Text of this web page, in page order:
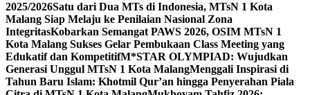
2025/2026Satu dari Dua MTs di Indonesia, MTsN 1 Kota
Malang Siap Melaju ke Penilaian Nasional Zona
IntegritasKobarkan Semangat PAWS 2026, OSIM MTsN 1
Kota Malang Sukses Gelar Pembukaan Class Meeting yang
Edukatif dan KompetitifM*STAR OLYMPIAD: Wujudkan
Generasi Unggul MTsN 1 Kota MalangMenggali Inspirasi di
Tahun Baru Islam: Khotmil Qur’an hingga Penyerahan Piala